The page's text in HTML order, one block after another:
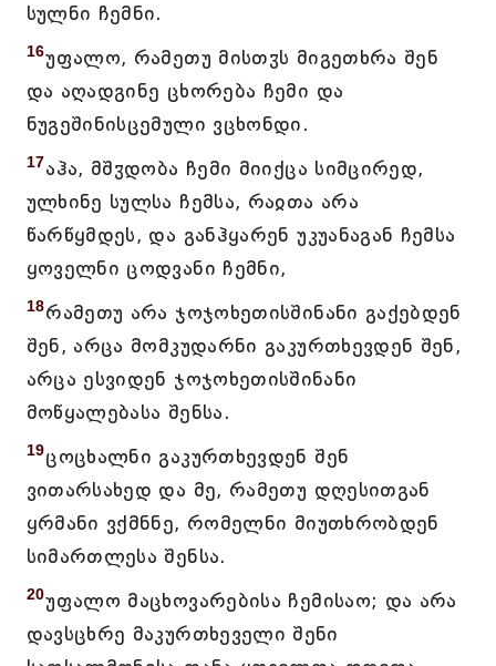
სულნი ჩემნი.
16უფალო, რამეთუ მისთჳს მიგეთხრა შენ
და აღადგინე ცხორება ჩემი და
ნუგეშინისცემული ვცხონდი.
17აჰა, მშჳდობა ჩემი მიიქცა სიმცირედ,
ულხინე სულსა ჩემსა, რაჲთა არა
წარწყმდეს, და განჰყარენ უკუანაგან ჩემსა
ყოველნი ცოდვანი ჩემნი,
18რამეთუ არა ჯოჯოხეთისშინანი გაქებდენ
შენ, არცა მომკუდარნი გაკურთხევდენ შენ,
არცა ესვიდენ ჯოჯოხეთისშინანი
მოწყალებასა შენსა.
19ცოცხალნი გაკურთხევდენ შენ
ვითარსახედ და მე, რამეთუ დღესითგან
ყრმანი ვქმნნე, რომელნი მიუთხრობდენ
სიმართლესა შენსა.
20უფალო მაცხოვარებისა ჩემისაო; და არა
დავსცხრე მაკურთხეველი შენი